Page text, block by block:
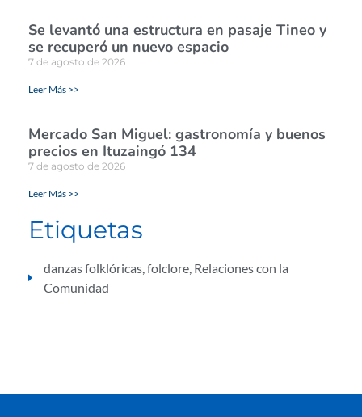
Se levantó una estructura en pasaje Tineo y
se recuperó un nuevo espacio
7 de agosto de 2026
Leer Más >>
Mercado San Miguel: gastronomía y buenos
precios en Ituzaingó 134
7 de agosto de 2026
Leer Más >>
Etiquetas
danzas folklóricas,folclore, Relaciones con la
Comunidad